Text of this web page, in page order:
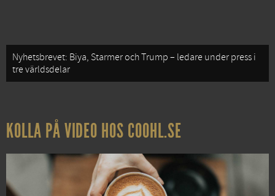
Nyhetsbrevet: Biya, Starmer och Trump – ledare under press i
tre världsdelar
KOLLA PÅ VIDEO HOS COOHL.SE